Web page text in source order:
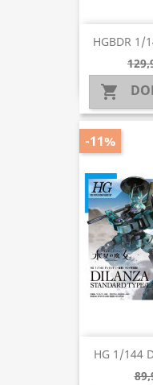
HGBDR 1/

HG 1/144
-11%